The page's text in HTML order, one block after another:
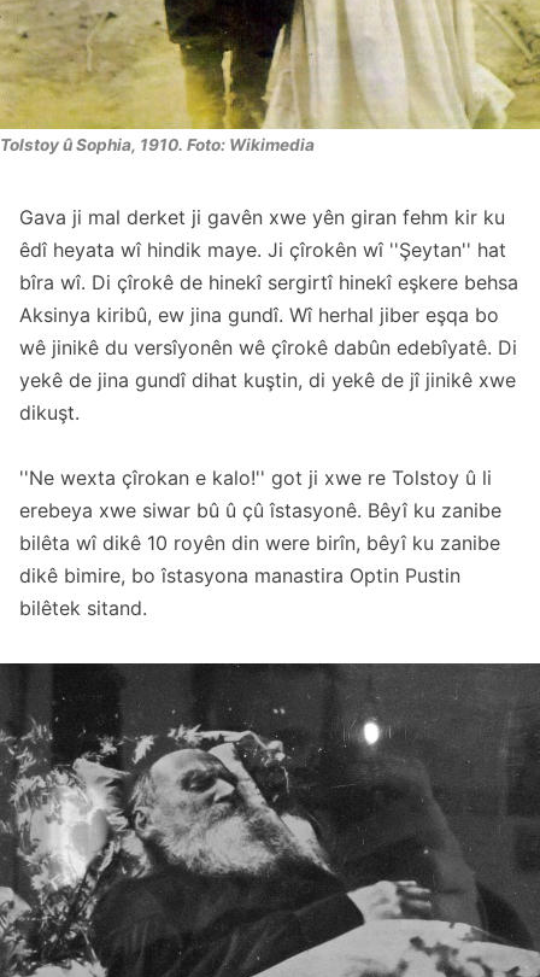
Tolstoy û Sophia, 1910. Foto: Wikimedia
Gava ji mal derket ji gavên xwe yên giran fehm kir ku
êdî heyata wî hindik maye. Ji çîrokên wî ''Şeytan'' hat
bîra wî. Di çîrokê de hinekî sergirtî hinekî eşkere behsa
Aksinya kiribû, ew jina gundî. Wî herhal jiber eşqa bo
wê jinikê du versîyonên wê çîrokê dabûn edebîyatê. Di
yekê de jina gundî dihat kuştin, di yekê de jî jinikê xwe
dikuşt.
''Ne wexta çîrokan e kalo!'' got ji xwe re Tolstoy û li
erebeya xwe siwar bû û çû îstasyonê. Bêyî ku zanibe
bilêta wî dikê 10 royên din were birîn, bêyî ku zanibe
dikê bimire, bo îstasyona manastira Optin Pustin
bilêtek sitand.